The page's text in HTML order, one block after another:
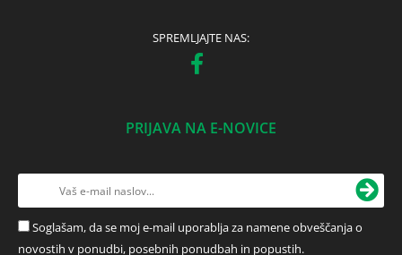
SPREMLJAJTE NAS:
PRIJAVA NA E-NOVICE
Soglašam, da se moj e-mail uporablja za namene obveščanja o
novostih v ponudbi, posebnih ponudbah in popustih.